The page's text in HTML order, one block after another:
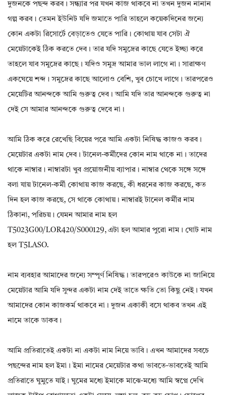
দুজনকে পছন্দ করব। সন্ধ্যার পর যখন কাজ থাকবে না তখন দুজন নানান
গল্প করব। তেমন ইউনিট যদি জমাতে পারি তাহলে কয়েকদিনের জন্যে
কোন একটা রিসোর্টে বেড়াতেও যেতে পারি। কোথায় যাব সেটা ঐ
মেয়েটাকেই ঠিক করতে দেব। তার যদি সমুদ্রের কাছে যেতে ইচ্ছা করে
তাহলে যাব সমুদ্রের কাছে। যদিও সমুদ্র আমার ভাল লাগে না। সারাক্ষণ
একঘেয়ে শব্দ। সমুদ্রের কাছে আলোও বেশি, খুব চোখে লাগে। তারপরেও
মেয়েটির আনন্দকে আমি গুরুত্ব দেব। আমি যদি তার আনন্দকে গুরুত্ব না
দেই সে আমার আনন্দকে গুরুত্ব দেবে না।
আমি ঠিক করে রেখেছি বিয়ের পরে আমি একটা নিষিদ্ধ কাজও করব।
মেয়েটার একটা নাম দেব। টানেল-কর্মীদের কোন নাম থাকে না। তাদের
থাকে নাম্বার। নাম্বারটা খুব প্রয়োজনীয় ব্যাপার। নাম্বার থেকে সঙ্গে সঙ্গে
বলা যায় টানেল-কর্মী কোথায় কাজ করছে, কী ধরনের কাজ করছে, কত
দিন হল কাজ করছে, সে থাকে কোথায়। নাম্বারই টানেল কর্মীর নাম
ঠিকানা, পরিচয়। যেমন আমার নাম হল
T5023G00/LOR420/S000129, এটা হল আমার পুরো নাম। ঘোট নাম
হল T5LASO.
নাম ব্যবহার আমাদের জন্যে সম্পূর্ণ নিষিদ্ধ। তারপরেও কাউকে না জানিয়ে
মেয়েটার আমি যদি সুন্দর একটা নাম দেই তাতে ক্ষতি তো কিছু নেই। যখন
আমাদের কোন কাজকর্ম থাকবে না। দুজন একাকী বসে থাকব তখন এই
নামে তাকে ডাকব।
আমি প্রতিরাতেই একটা না একটা নাম নিয়ে ভাবি। এখন আমাদের সবচে
পছন্দের নাম হল ইমা। ইমা নামের মেয়েটার কথা ভাবতে-ভাবতেই আমি
প্রতিরাতে ঘুমুতে যাই। ঘুমের মধ্যে ইমাকে মাঝে-মধ্যে আমি স্বপ্নে দেখি